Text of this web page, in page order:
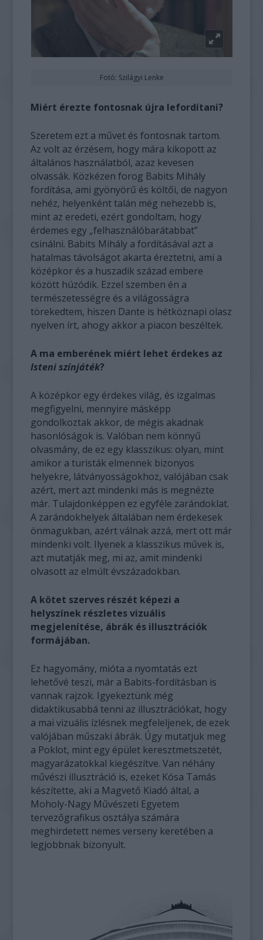
Fotó: Szilágyi Lenke
Miért érezte fontosnak újra lefordítani?
Szeretem ezt a művet és fontosnak tartom.
Az volt az érzésem, hogy mára kikopott az
általános használatból, azaz kevesen
olvassák. Közkézen forog Babits Mihály
fordítása, ami gyönyörű és költői, de nagyon
nehéz, helyenként talán még nehezebb is,
mint az eredeti, ezért gondoltam, hogy
érdemes egy „felhasználóbarátabbat”
csinálni. Babits Mihály a fordításával azt a
hatalmas távolságot akarta éreztetni, ami a
középkor és a huszadik század embere
között húzódik. Ezzel szemben én a
természetességre és a világosságra
törekedtem, hiszen Dante is hétköznapi olasz
nyelven írt, ahogy akkor a piacon beszéltek.
A ma emberének miért lehet érdekes az
Isteni színjáték?
A középkor egy érdekes világ, és izgalmas
megfigyelni, mennyire másképp
gondolkoztak akkor, de mégis akadnak
hasonlóságok is. Valóban nem könnyű
olvasmány, de ez egy klasszikus: olyan, mint
amikor a turisták elmennek bizonyos
helyekre, látványosságokhoz, valójában csak
azért, mert azt mindenki más is megnézte
már. Tulajdonképpen ez egyféle zarándoklat.
A zarándokhelyek általában nem érdekesek
önmagukban, azért válnak azzá, mert ott már
mindenki volt. Ilyenek a klasszikus művek is,
azt mutatják meg, mi az, amit mindenki
olvasott az elmúlt évszázadokban.
A kötet szerves részét képezi a
helyszínek részletes vizuális
megjelenítése, ábrák és illusztrációk
formájában.
Ez hagyomány, mióta a nyomtatás ezt
lehetővé teszi, már a Babits-fordításban is
vannak rajzok. Igyekeztünk még
didaktikusabbá tenni az illusztrációkat, hogy
a mai vizuális ízlésnek megfeleljenek, de ezek
valójában műszaki ábrák. Úgy mutatjuk meg
a Poklot, mint egy épület keresztmetszetét,
magyarázatokkal kiegészítve. Van néhány
művészi illusztráció is, ezeket Kósa Tamás
készítette, aki a Magvető Kiadó által, a
Moholy-Nagy Művészeti Egyetem
tervezőgrafikus osztálya számára
meghirdetett nemes verseny keretében a
legjobbnak bizonyult.